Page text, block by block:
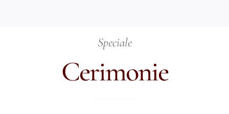
Speciale
Cerimonie